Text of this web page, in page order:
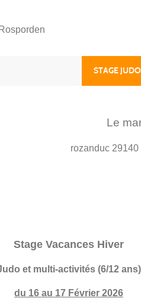
STAGE
Le
rozanduc 29140
Stage Vacances Hiver
et multi-activités (6/12 ans)
du 16 au 17 Février 2026